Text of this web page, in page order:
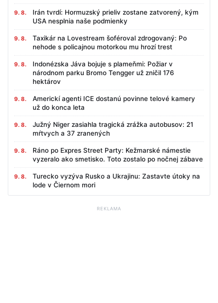
9. 8.
Irán tvrdí: Hormuzský prieliv zostane zatvorený, kým
USA nesplnia naše podmienky
9. 8.
Taxikár na Lovestream šoféroval zdrogovaný: Po
nehode s policajnou motorkou mu hrozí trest
9. 8.
Indonézska Jáva bojuje s plameňmi: Požiar v
národnom parku Bromo Tengger už zničil 176
hektárov
9. 8.
Americkí agenti ICE dostanú povinne telové kamery
už do konca leta
9. 8.
Južný Niger zasiahla tragická zrážka autobusov: 21
mŕtvych a 37 zranených
9. 8.
Ráno po Expres Street Party: Kežmarské námestie
vyzeralo ako smetisko. Toto zostalo po nočnej zábave
9. 8.
Turecko vyzýva Rusko a Ukrajinu: Zastavte útoky na
lode v Čiernom mori
REKLAMA